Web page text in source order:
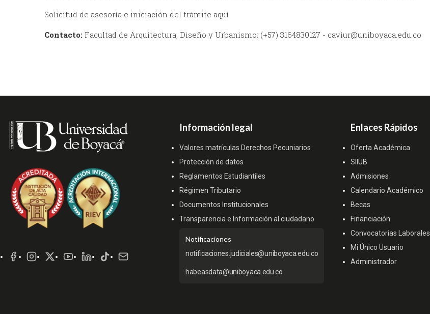
Solicitud de asesoría e iniciación del trámite aquí
Contacto: Facultad de Arquitectura, Diseño y Urbanismo: (+57) 3164830127 - caviur@uniboyaca.edu.co
Sociales
Información legal
Valores matrículas Derechos Pecuniarios
Protección de datos
Reglamentos Estudiantiles
Régimen Tributario
Documentos Institucionales
Transparencia e Información al ciudadano
Notificaciones
notificaciones.judiciales@uniboyaca.edu.co
habeasdata@uniboyaca.edu.co
Enlaces Rápidos
Oferta Académica
SIIUB
Admisiones
Calendario Académico
Becas
Financiación
Convocatorias Laborales
Mi Único Usuario
Administrador